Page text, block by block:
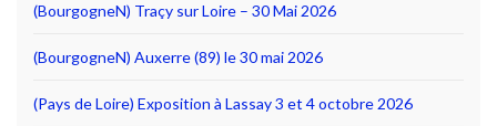
(BourgogneN) Traçy sur Loire – 30 Mai 2026
(BourgogneN) Auxerre (89) le 30 mai 2026
(Pays de Loire) Exposition à Lassay 3 et 4 octobre 2026